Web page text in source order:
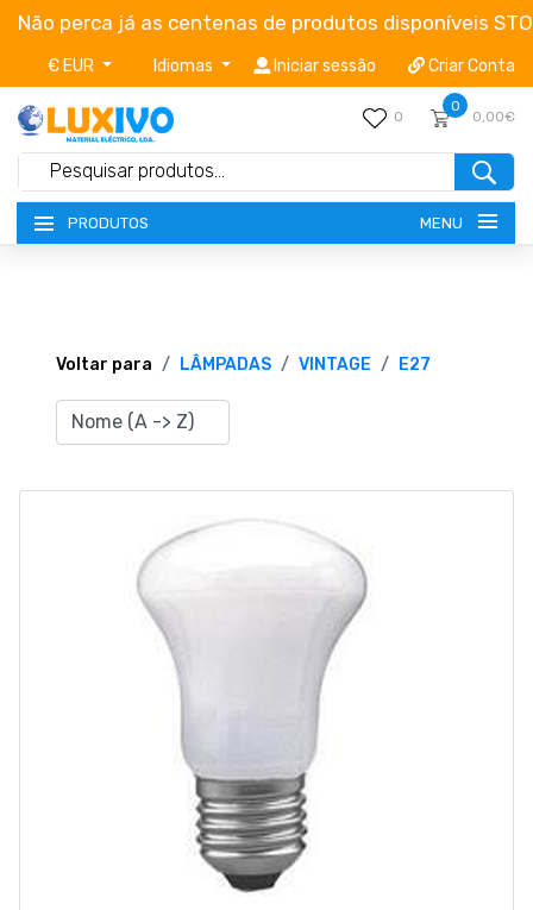
Não perca já as centenas de produtos disponíveis
€ EUR Idiomas Iniciar sessão Criar Conta
0
0
0,00€
PRODUTOS MENU
TERMOS E CONDIÇÕES
CATÁLOGOS
geral@luxivo.pt
Voltar para LÂMPADAS VINTAGE E27